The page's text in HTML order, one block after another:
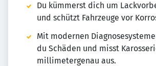
Du kümmerst dich um
und schützt Fahrzeuge vor
Mit modernen
du Schäden und misst
millimetergenau aus.